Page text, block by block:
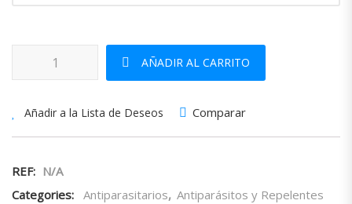
Collar Repelente Pody cantidad
AÑADIR AL CARRITO
Añadir a la Lista de Deseos Comparar
REF: N/A
Categories: Antiparasitarios, Antiparásitos y Repelentes